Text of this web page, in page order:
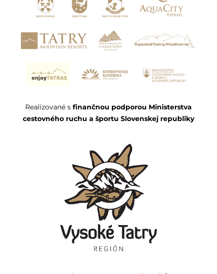
Realizované s finančnou podporou Ministerstva
cestovného ruchu a športu Slovenskej republiky